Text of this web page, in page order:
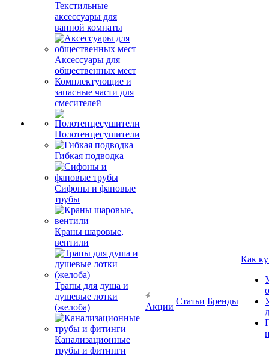
Текстильные
аксессуары для
ванной комнаты
Аксессуары для
общественных мест
Комплектующие и
запасные части для
смесителей
Полотенцесушители
Гибкая подводка
Сифоны и фановые
трубы
Краны шаровые,
вентили
Трапы для душа и
душевые лотки
(желоба)
Канализационные
трубы и фитинги
Акции
Статьи Бренды
Как